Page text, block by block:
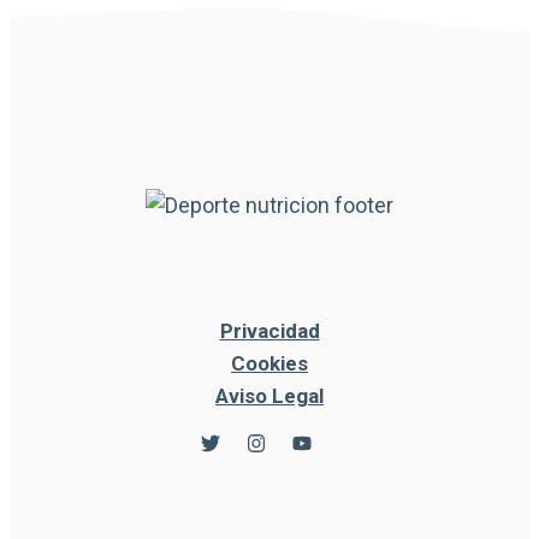
Privacidad
Cookies
Aviso Legal